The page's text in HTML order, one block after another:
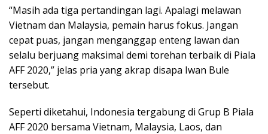
“Masih ada tiga pertandingan lagi. Apalagi melawan
Vietnam dan Malaysia, pemain harus fokus. Jangan
cepat puas, jangan menganggap enteng lawan dan
selalu berjuang maksimal demi torehan terbaik di Piala
AFF 2020,” jelas pria yang akrap disapa Iwan Bule
tersebut.
Seperti diketahui, Indonesia tergabung di Grup B Piala
AFF 2020 bersama Vietnam, Malaysia, Laos, dan